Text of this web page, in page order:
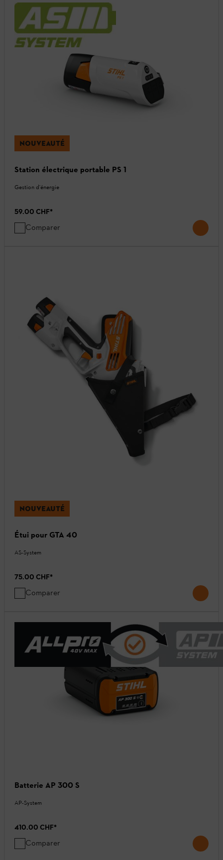
NOUVEAUTÉ
Station électrique portable PS 1
Gestion d'énergie
59.00 CHF*
Comparer
NOUVEAUTÉ
Étui pour GTA 40
AS-System
75.00 CHF*
Comparer
Batterie AP 300 S
AP-System
410.00 CHF*
Comparer